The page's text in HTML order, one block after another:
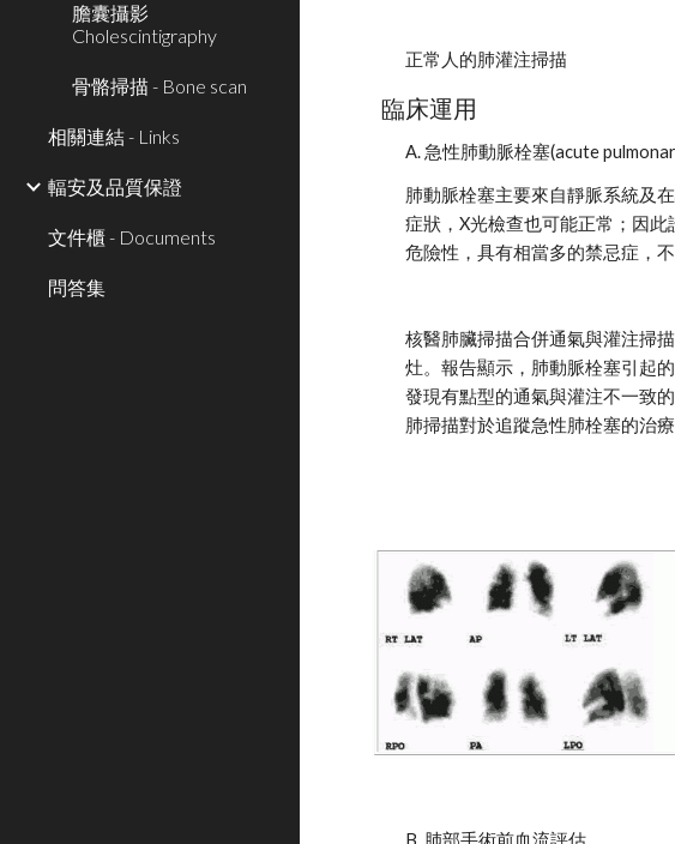
膽囊攝影
Cholescintigraphy
骨骼掃描 - Bone scan
相關連結 - Links
輻安及品質保證
文件櫃 - Documents
問答集
正常人的肺灌注掃描
臨床運用
A. 急性肺動脈栓塞(acute
肺動脈栓塞主要來自靜脈系統及
症狀，X光檢查也可能正常；因
危險性，具有相當多的禁忌症，不
核醫肺臟掃描合併通氣與灌注掃
灶。報告顯示，肺動脈栓塞引起
發現有點型的通氣與灌注不一致
肺掃描對於追蹤急性肺栓塞的治
B. 肺部手術前血流評估